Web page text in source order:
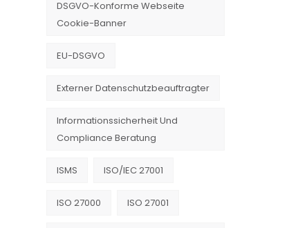
DSGVO-Konforme Webseite
Cookie-Banner
EU-DSGVO
Externer Datenschutzbeauftragter
Informationssicherheit Und
Compliance Beratung
ISMS ISO/IEC 27001
ISO 27000 ISO 27001